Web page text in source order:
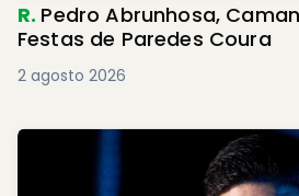
R. Pedro Abrunhosa,
Festas de Paredes Coura
2 agosto 2026